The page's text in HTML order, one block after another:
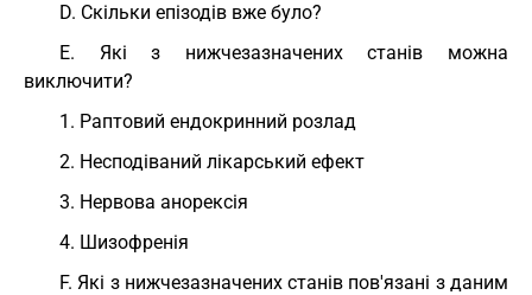
D. Скільки епізодів вже було?
Е. Які з нижчезазначених станів можна
виключити?
1. Раптовий ендокринний розлад
2. Несподіваний лікарський ефект
3. Нервова анорексія
4. Шизофренія
F. Які з нижчезазначених станів пов'язані з даним